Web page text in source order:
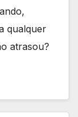
qualquer
atrasou?